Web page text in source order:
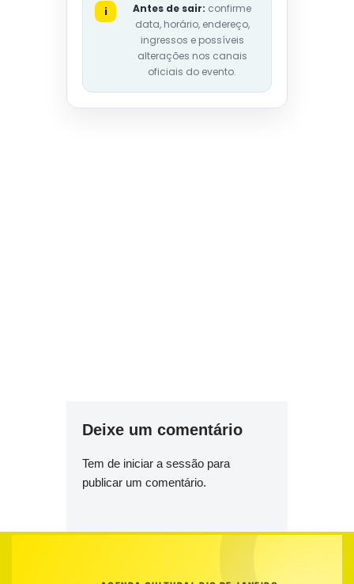
i Antes de sair: confirme
data, horário, endereço,
ingressos e possíveis
alterações nos canais
oficiais do evento.
Deixe um comentário
Tem de iniciar a sessão para
publicar um comentário.